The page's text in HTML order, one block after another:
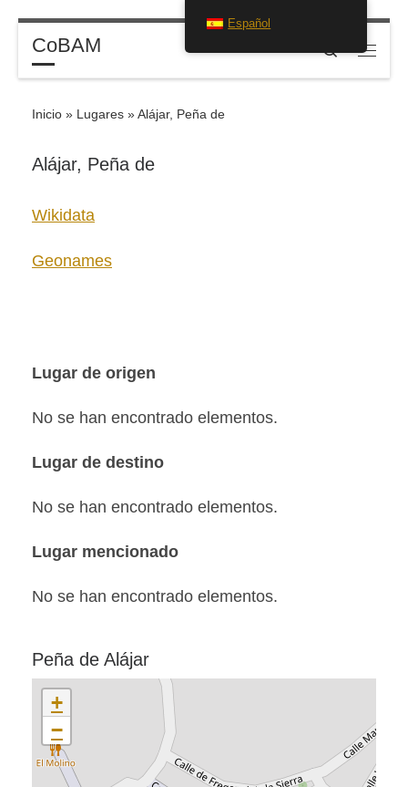
Saltar al contenido
CoBAM
Search
Inicio » Lugares »Alájar, Peña de
Alájar, Peña de
Wikidata
Geonames
Lugar de origen
No se han encontrado elementos.
Lugar de destino
No se han encontrado elementos.
Lugar mencionado
No se han encontrado elementos.
Peña de Alájar
+
−
Español